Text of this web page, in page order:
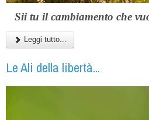
Sii tu il cambiamento che
Leggi tutto...
Le Ali della libertà...